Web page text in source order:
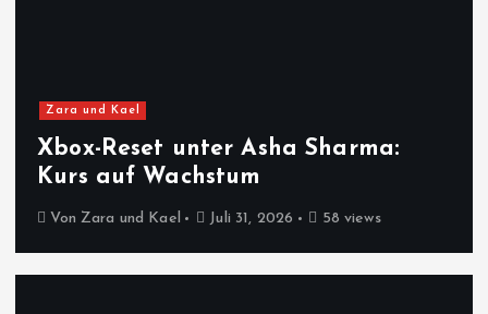
Zara und Kael
Xbox-Reset unter Asha Sharma:
Kurs auf Wachstum
Von Zara und Kael Juli 31, 2026 58 views